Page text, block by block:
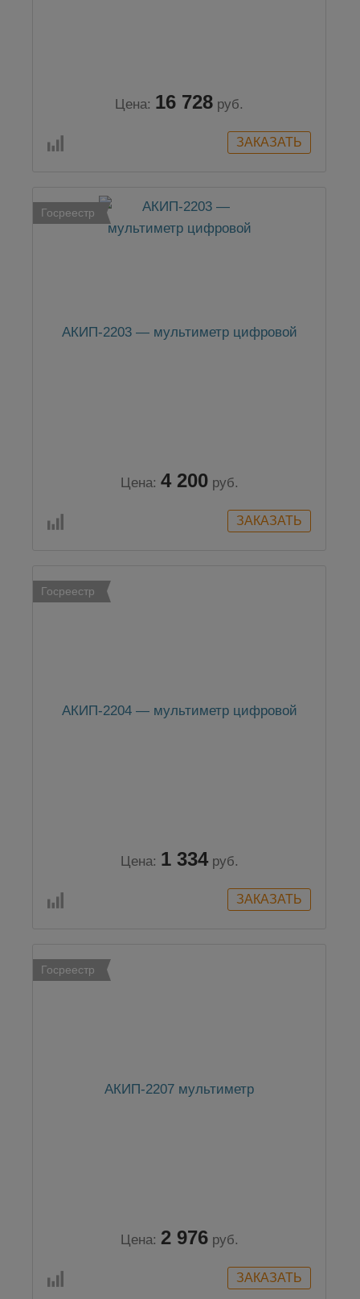
Цена: 16 728 руб.
Госреестр
АКИП-2203 — мультиметр цифровой
Цена: 4 200 руб.
Госреестр
АКИП-2204 — мультиметр цифровой
Цена: 1 334 руб.
Госреестр
АКИП-2207 мультиметр
Цена: 2 976 руб.